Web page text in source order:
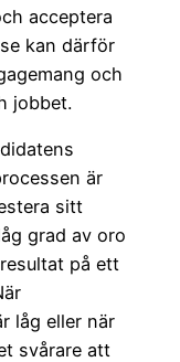
acceptera
kan därför
och
jobbet.
är
sitt
grad av oro
på ett
låg eller när
svårare att